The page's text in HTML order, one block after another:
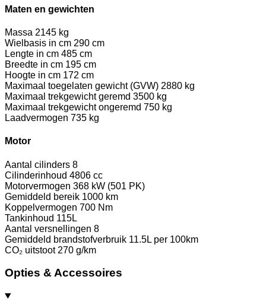
Maten en gewichten
Massa 2145 kg
Wielbasis in cm 290 cm
Lengte in cm 485 cm
Breedte in cm 195 cm
Hoogte in cm 172 cm
Maximaal toegelaten gewicht (GVW) 2880 kg
Maximaal trekgewicht geremd 3500 kg
Maximaal trekgewicht ongeremd 750 kg
Laadvermogen 735 kg
Motor
Aantal cilinders 8
Cilinderinhoud 4806 cc
Motorvermogen 368 kW (501 PK)
Gemiddeld bereik 1000 km
Koppelvermogen 700 Nm
Tankinhoud 115L
Aantal versnellingen 8
Gemiddeld brandstofverbruik 11.5L per 100km
CO₂ uitstoot 270 g/km
Opties & Accessoires